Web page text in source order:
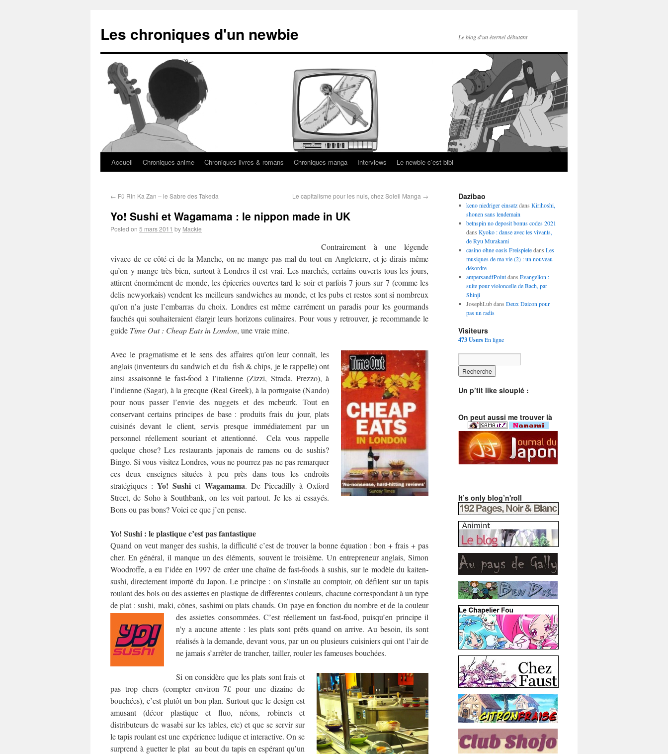
Les chroniques d'un newbie Le blog d'un éternel débutant
Accueil Chroniques anime Chroniques livres & romans Chroniques manga Interviews Le newbie c’est bibi
← Fû Rin Ka Zan – le Sabre des Takeda Le capitalisme pour les nuls, chez Soleil Manga →
Yo! Sushi et Wagamama : le nippon made in UK
Posted on 5 mars 2011 by Mackie
Contrairement à une légende
vivace de ce côté-ci de la Manche, on ne mange pas mal du tout en Angleterre, et je dirais même
qu’on y mange très bien, surtout à Londres il est vrai. Les marchés, certains ouverts tous les jours,
attirent énormément de monde, les épiceries ouvertes tard le soir et parfois 7 jours sur 7 (comme les
delis newyorkais) vendent les meilleurs sandwiches au monde, et les pubs et restos sont si nombreux
qu’on n’a juste l’embarras du choix. Londres est même carrément un paradis pour les gourmands
fauchés qui souhaiteraient élargir leurs horizons culinaires. Pour vous y retrouver, je recommande le
guide Time Out : Cheap Eats in London, une vraie mine.
Avec le pragmatisme et le sens des affaires qu’on leur connaît, les
anglais (inventeurs du sandwich et du fish & chips, je le rappelle) ont
ainsi assaisonné le fast-food à l’italienne (Zizzi, Strada, Prezzo), à
l’indienne (Sagar), à la grecque (Real Greek), à la portugaise (Nando)
pour nous passer l’envie des nuggets et des mcbeurk. Tout en
conservant certains principes de base : produits frais du jour, plats
cuisinés devant le client, servis presque immédiatement par un
personnel réellement souriant et attentionné. Cela vous rappelle
quelque chose? Les restaurants japonais de ramens ou de sushis?
Bingo. Si vous visitez Londres, vous ne pourrez pas ne pas remarquer
ces deux enseignes situées à peu près dans tous les endroits
stratégiques :Yo! Sushi et Wagamama. De Piccadilly à Oxford
Street, de Soho à Southbank, on les voit partout. Je les ai essayés.
Bons ou pas bons? Voici ce que j’en pense.
Yo! Sushi : le plastique c’est pas fantastique
Quand on veut manger des sushis, la difficulté c’est de trouver la bonne équation : bon + frais + pas
cher. En général, il manque un des éléments, souvent le troisième. Un entrepreneur anglais, Simon
Woodroffe, a eu l’idée en 1997 de créer une chaîne de fast-foods à sushis, sur le modèle du kaiten-
sushi, directement importé du Japon. Le principe : on s’installe au comptoir, où défilent sur un tapis
roulant des bols ou des assiettes en plastique de différentes couleurs, chacune correspondant à un type
de plat : sushi, maki, cônes, sashimi ou plats chauds. On paye en fonction du nombre et de la couleur
des assiettes consommées. C’est réellement un fast-food, puisqu’en principe il
n’y a aucune attente : les plats sont prêts quand on arrive. Au besoin, ils sont
réalisés à la demande, devant vous, par un ou plusieurs cuisiniers qui ont l’air de
ne jamais s’arrêter de trancher, tailler, rouler les fameuses bouchées.
Si on considère que les plats sont frais et
pas trop chers (compter environ 7£ pour une dizaine de
bouchées), c’est plutôt un bon plan. Surtout que le design est
amusant (décor plastique et fluo, néons, robinets et
distributeurs de wasabi sur les tables, etc) et que se servir sur
le tapis roulant est une expérience ludique et interactive. On se
surprend à guetter le plat au bout du tapis en espérant qu’un
Dazibao
keno niedriger einsatzdans Kirihoshi,
shonen sans lendemain
betnspin no deposit bonus codes 2021
dans Kyoko : danse avec les vivants,
de Ryu Murakami
casino ohne oasis Freispieledans Les
musiques de ma vie (2) : un nouveau
désordre
ampersandfPointdans Evangelion :
suite pour violoncelle de Bach, par
Shinji
JosephLub dans Deux Daicon pour
pas un radis
Visiteurs
473 UsersEn ligne
Un p’tit like siouplé :
On peut aussi me trouver là
It’s only blog’n'roll